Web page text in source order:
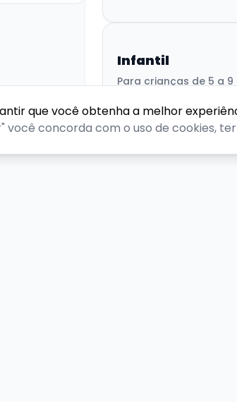
que você obtenha a melhor
você concorda com o uso de cookies,
Infantil
Para crianças de 5 a